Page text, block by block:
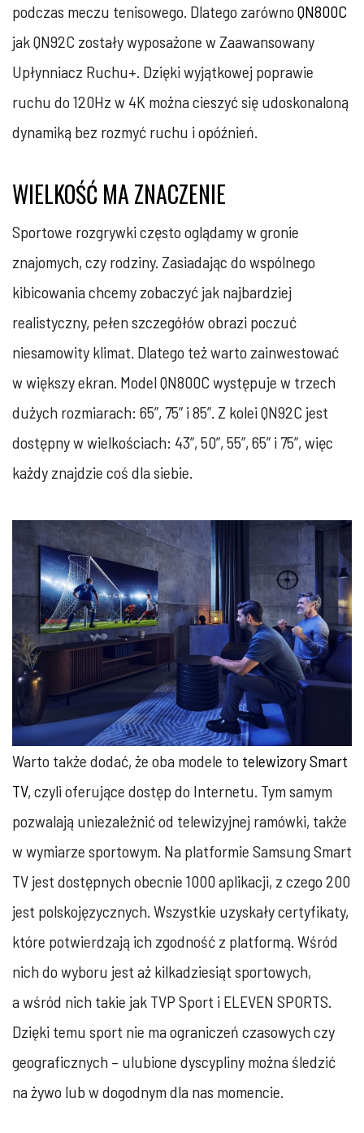
podczas meczu tenisowego. Dlatego zarówno QN800C
jak QN92C zostały wyposażone w Zaawansowany
Upłynniacz Ruchu+. Dzięki wyjątkowej poprawie
ruchu do 120Hz w 4K można cieszyć się udoskonaloną
dynamiką bez rozmyć ruchu i opóźnień.
WIELKOŚĆ MA ZNACZENIE
Sportowe rozgrywki często oglądamy w gronie
znajomych, czy rodziny. Zasiadając do wspólnego
kibicowania chcemy zobaczyć jak najbardziej
realistyczny, pełen szczegółów obrazi poczuć
niesamowity klimat. Dlatego też warto zainwestować
w większy ekran. Model QN800C występuje w trzech
dużych rozmiarach: 65”, 75” i 85”. Z kolei QN92C jest
dostępny w wielkościach: 43”, 50”, 55”, 65” i 75”, więc
każdy znajdzie coś dla siebie.
Warto także dodać, że oba modele to telewizory Smart
TV, czyli oferujące dostęp do Internetu. Tym samym
pozwalają uniezależnić od telewizyjnej ramówki, także
w wymiarze sportowym. Na platformie Samsung Smart
TV jest dostępnych obecnie 1000 aplikacji, z czego 200
jest polskojęzycznych. Wszystkie uzyskały certyfikaty,
które potwierdzają ich zgodność z platformą. Wśród
nich do wyboru jest aż kilkadziesiąt sportowych,
a wśród nich takie jak TVP Sport i ELEVEN SPORTS.
Dzięki temu sport nie ma ograniczeń czasowych czy
geograficznych – ulubione dyscypliny można śledzić
na żywo lub w dogodnym dla nas momencie.